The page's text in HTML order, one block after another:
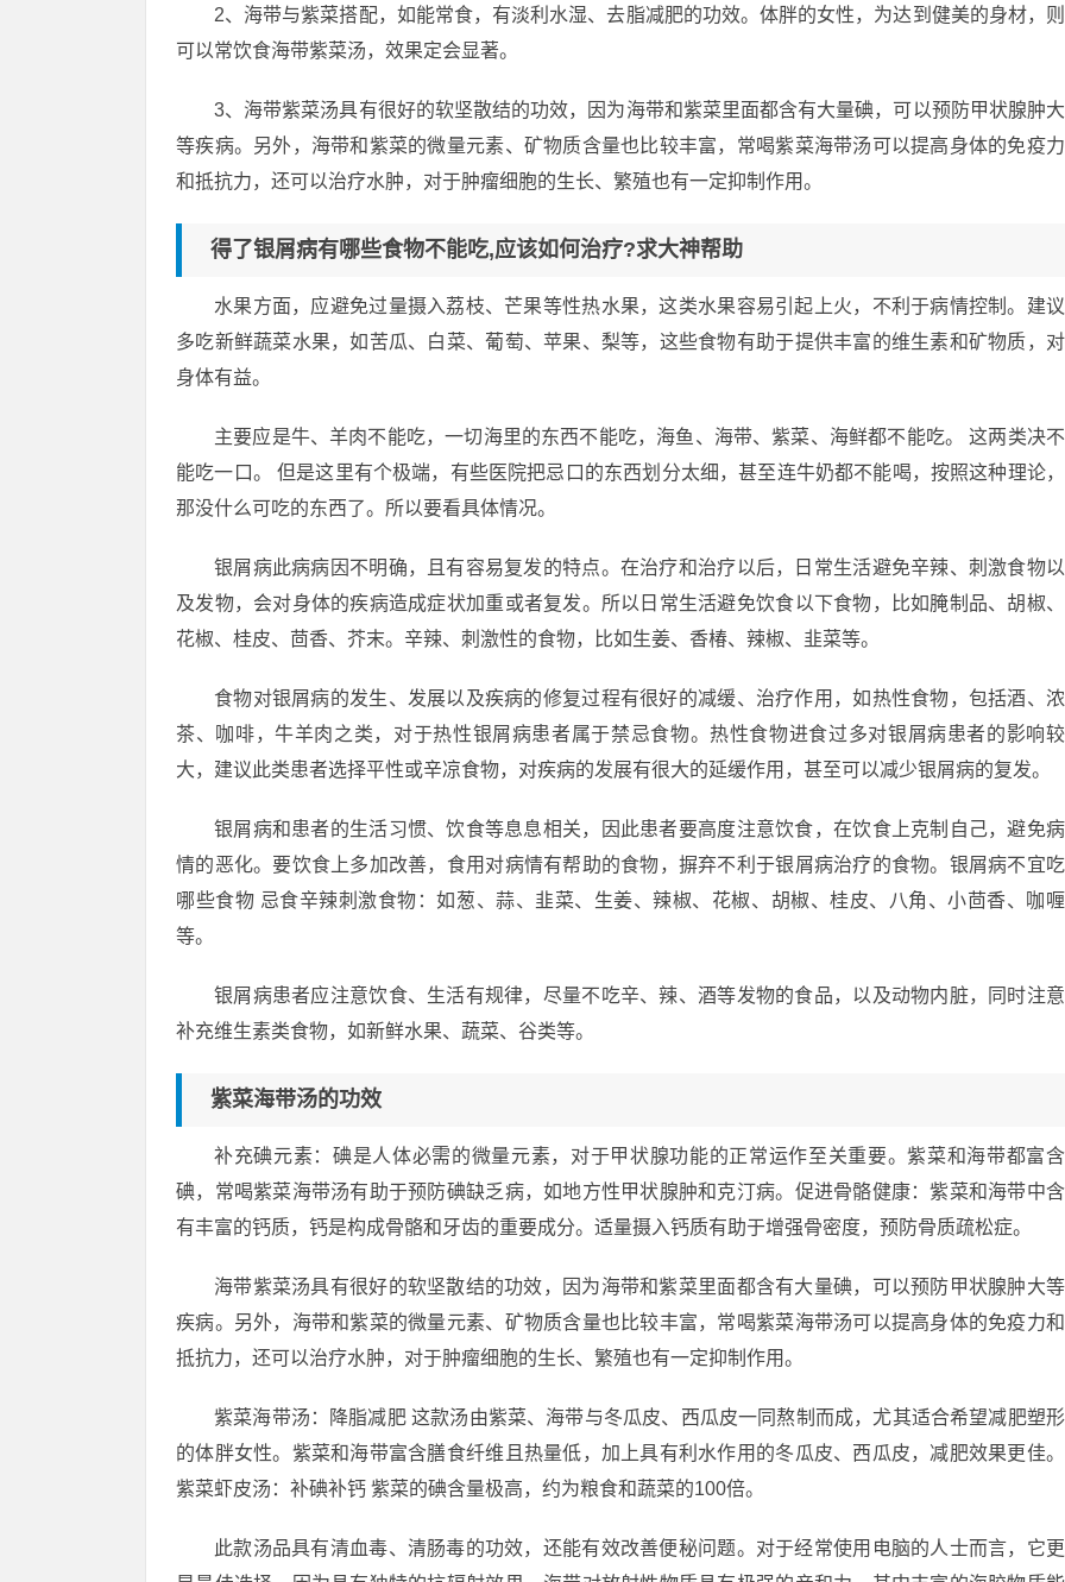
2、海带与紫菜搭配，如能常食，有淡利水湿、去脂减肥的功效。体胖的女性，为达到健美的身材，则
可以常饮食海带紫菜汤，效果定会显著。
3、海带紫菜汤具有很好的软坚散结的功效，因为海带和紫菜里面都含有大量碘，可以预防甲状腺肿大
等疾病。另外，海带和紫菜的微量元素、矿物质含量也比较丰富，常喝紫菜海带汤可以提高身体的免疫力
和抵抗力，还可以治疗水肿，对于肿瘤细胞的生长、繁殖也有一定抑制作用。
得了银屑病有哪些食物不能吃,应该如何治疗?求大神帮助
水果方面，应避免过量摄入荔枝、芒果等性热水果，这类水果容易引起上火，不利于病情控制。建议
多吃新鲜蔬菜水果，如苦瓜、白菜、葡萄、苹果、梨等，这些食物有助于提供丰富的维生素和矿物质，对
身体有益。
主要应是牛、羊肉不能吃，一切海里的东西不能吃，海鱼、海带、紫菜、海鲜都不能吃。 这两类决不
能吃一口。 但是这里有个极端，有些医院把忌口的东西划分太细，甚至连牛奶都不能喝，按照这种理论，
那没什么可吃的东西了。所以要看具体情况。
银屑病此病病因不明确，且有容易复发的特点。在治疗和治疗以后，日常生活避免辛辣、刺激食物以
及发物，会对身体的疾病造成症状加重或者复发。所以日常生活避免饮食以下食物，比如腌制品、胡椒、
花椒、桂皮、茴香、芥末。辛辣、刺激性的食物，比如生姜、香椿、辣椒、韭菜等。
食物对银屑病的发生、发展以及疾病的修复过程有很好的减缓、治疗作用，如热性食物，包括酒、浓
茶、咖啡，牛羊肉之类，对于热性银屑病患者属于禁忌食物。热性食物进食过多对银屑病患者的影响较
大，建议此类患者选择平性或辛凉食物，对疾病的发展有很大的延缓作用，甚至可以减少银屑病的复发。
银屑病和患者的生活习惯、饮食等息息相关，因此患者要高度注意饮食，在饮食上克制自己，避免病
情的恶化。要饮食上多加改善，食用对病情有帮助的食物，摒弃不利于银屑病治疗的食物。银屑病不宜吃
哪些食物 忌食辛辣刺激食物：如葱、蒜、韭菜、生姜、辣椒、花椒、胡椒、桂皮、八角、小茴香、咖喱
等。
银屑病患者应注意饮食、生活有规律，尽量不吃辛、辣、酒等发物的食品，以及动物内脏，同时注意
补充维生素类食物，如新鲜水果、蔬菜、谷类等。
紫菜海带汤的功效
补充碘元素：碘是人体必需的微量元素，对于甲状腺功能的正常运作至关重要。紫菜和海带都富含
碘，常喝紫菜海带汤有助于预防碘缺乏病，如地方性甲状腺肿和克汀病。促进骨骼健康：紫菜和海带中含
有丰富的钙质，钙是构成骨骼和牙齿的重要成分。适量摄入钙质有助于增强骨密度，预防骨质疏松症。
海带紫菜汤具有很好的软坚散结的功效，因为海带和紫菜里面都含有大量碘，可以预防甲状腺肿大等
疾病。另外，海带和紫菜的微量元素、矿物质含量也比较丰富，常喝紫菜海带汤可以提高身体的免疫力和
抵抗力，还可以治疗水肿，对于肿瘤细胞的生长、繁殖也有一定抑制作用。
紫菜海带汤：降脂减肥 这款汤由紫菜、海带与冬瓜皮、西瓜皮一同熬制而成，尤其适合希望减肥塑形
的体胖女性。紫菜和海带富含膳食纤维且热量低，加上具有利水作用的冬瓜皮、西瓜皮，减肥效果更佳。
紫菜虾皮汤：补碘补钙 紫菜的碘含量极高，约为粮食和蔬菜的100倍。
此款汤品具有清血毒、清肠毒的功效，还能有效改善便秘问题。对于经常使用电脑的人士而言，它更